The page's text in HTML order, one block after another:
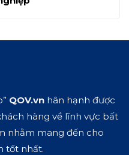
QOV.vn hân hạnh được
hàng về lĩnh vực bất
nhằm mang đến cho
tốt nhất.